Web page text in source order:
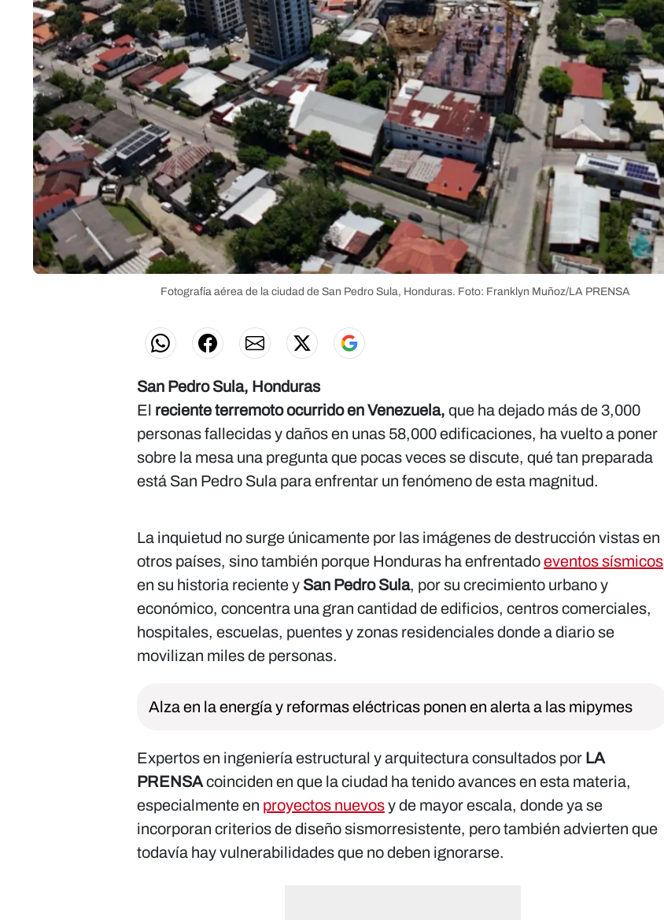
Fotografía aérea de la ciudad de San Pedro Sula, Honduras. Foto: Franklyn Muñoz/LA PRENSA
San Pedro Sula, Honduras
El reciente terremoto ocurrido en Venezuela, que ha dejado más de 3,000
personas fallecidas y daños en unas 58,000 edificaciones, ha vuelto a poner
sobre la mesa una pregunta que pocas veces se discute, qué tan preparada
está San Pedro Sula para enfrentar un fenómeno de esta magnitud.
La inquietud no surge únicamente por las imágenes de destrucción vistas en
otros países, sino también porque Honduras ha enfrentadoeventos sísmicos
en su historia reciente y San Pedro Sula, por su crecimiento urbano y
económico, concentra una gran cantidad de edificios, centros comerciales,
hospitales, escuelas, puentes y zonas residenciales donde a diario se
movilizan miles de personas.
Alza en la energía y reformas eléctricas ponen en alerta a las mipymes
Expertos en ingeniería estructural y arquitectura consultados por LA
PRENSAcoinciden en que la ciudad ha tenido avances en esta materia,
especialmente en proyectos nuevosy de mayor escala, donde ya se
incorporan criterios de diseño sismorresistente, pero también advierten que
todavía hay vulnerabilidades que no deben ignorarse.